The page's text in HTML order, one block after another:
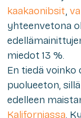
kaakaonibsit,
yhteenvetona
miedot 13 %.
En tiedä
puolueeton,
edelleen
Kaliforniassa.